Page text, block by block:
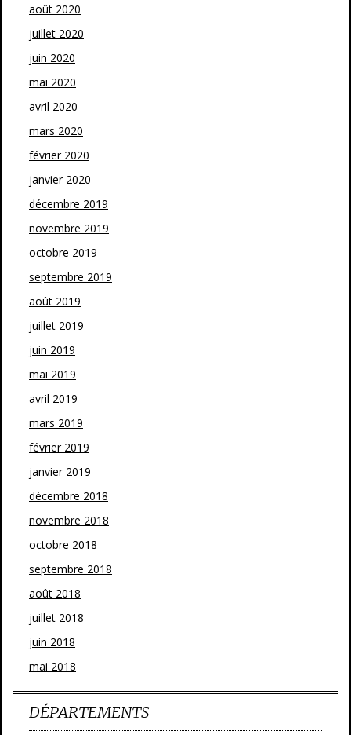
août 2020
juillet 2020
juin 2020
mai 2020
avril 2020
mars 2020
février 2020
janvier 2020
décembre 2019
novembre 2019
octobre 2019
septembre 2019
août 2019
juillet 2019
juin 2019
mai 2019
avril 2019
mars 2019
février 2019
janvier 2019
décembre 2018
novembre 2018
octobre 2018
septembre 2018
août 2018
juillet 2018
juin 2018
mai 2018
DÉPARTEMENTS